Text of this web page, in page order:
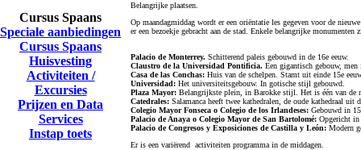
Cursus Spaans
Speciale aanbiedingen
Cursus Spaans
Huisvesting
Activiteiten /
Excursies
Prijzen en Data
Services
Instap toets
Belangrijke plaatsen.
Op maandagmiddag wordt er een oriëntatie les gegeven voor de
er een bezoekje gebracht aan de stad. Enkele belangrijke monumenten
Palacio de Monterrey. Schitterend paleis gebouwd in de 16e eeuw.
Claustro de la Universidad Pontificia. Een gigantisch gebouw,
Casa de las Conchas: Huis van de schelpen. Stamt uit einde 15e
Universidad: Het universiteitsgebouw. In gotische stijl gebouwd.
Plaza Mayor: Belangrijkste plein, in Barokke stijl. Het is één van de
Catedrales: Salamanca heeft twee kathedralen, de oude kathedraal
Colegio Mayor Fonseca o Colegio de los Irlandeses: Gebouwd in
Palacio de Anaya o Colegio Mayor de San Bartolomé: Opgericht in
Palacio de Congresos y Exposiciones de Castilla y León: Modern
Er is een variërend activiteiten programma in de middagen.